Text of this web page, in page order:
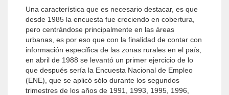
Una característica que es necesario destacar, es que
desde 1985 la encuesta fue creciendo en cobertura,
pero centrándose principalmente en las áreas
urbanas, es por eso que con la finalidad de contar con
información específica de las zonas rurales en el país,
en abril de 1988 se levantó un primer ejercicio de lo
que después sería la Encuesta Nacional de Empleo
(ENE), que se aplicó sólo durante los segundos
trimestres de los años de 1991, 1993, 1995, 1996,